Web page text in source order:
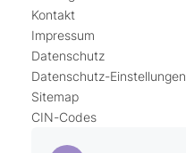
Kontakt
Impressum
Datenschutz
Datenschutz-Einstellungen
Sitemap
CIN-Codes